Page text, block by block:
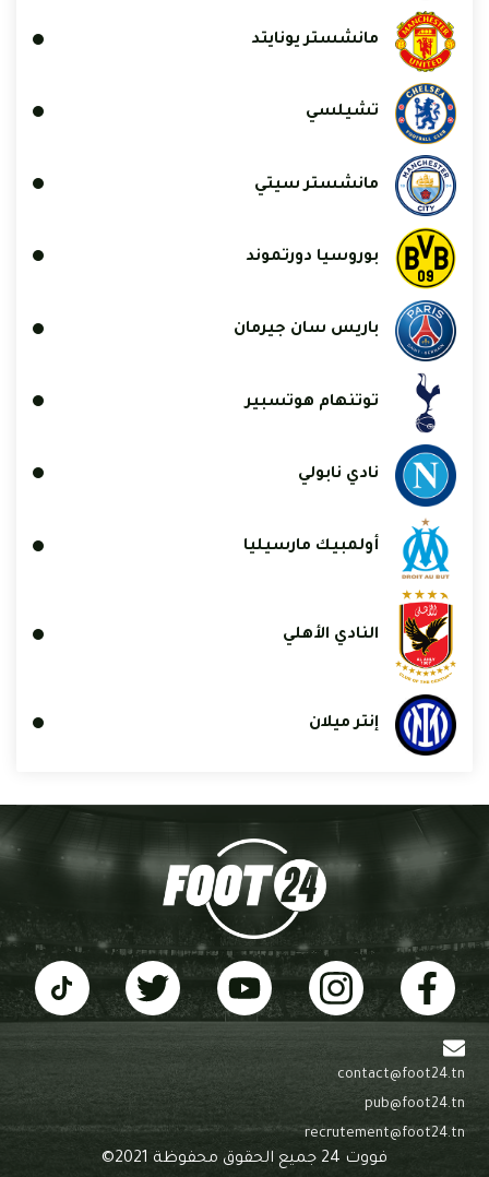
مانشستر يونايتد
تشيلسي
مانشستر سيتي
بوروسيا دورتموند
باريس سان جيرمان
توتنهام هوتسبير
نادي نابولي
أولمبيك مارسيليا
النادي الأهلي
إنتر ميلان
contact@foot24.tn
pub@foot24.tn
recrutement@foot24.tn
فووت 24 جميع الحقوق محفوظة 2021©